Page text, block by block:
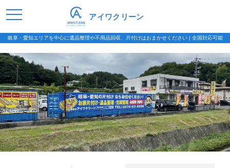
岐阜・愛知エリアを中心に遺品整理や不用品回収、片付けはおまかせください | 全国対応可能
アイワクリーン